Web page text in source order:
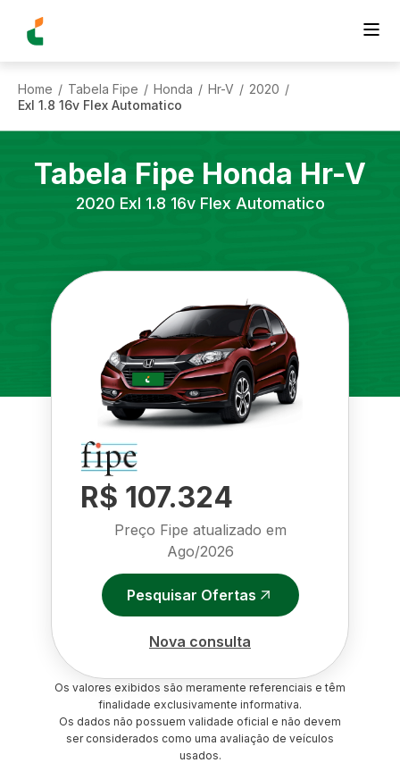
Home / Tabela Fipe / Honda / Hr-V / 2020 /
Exl 1.8 16v Flex Automatico
Tabela Fipe Honda Hr-V
2020 Exl 1.8 16v Flex Automatico
R$ 107.324
Preço Fipe atualizado em
Ago/2026
Pesquisar Ofertas
Nova consulta
Os valores exibidos são meramente referenciais e têm
finalidade exclusivamente informativa.
Os dados não possuem validade oficial e não devem
ser considerados como uma avaliação de veículos
usados.